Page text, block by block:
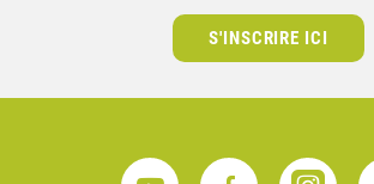
S'INSCRIRE ICI